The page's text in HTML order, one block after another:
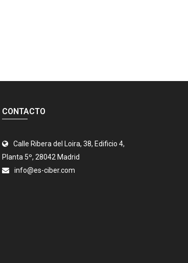
CONTACTO
Calle Ribera del Loira, 38, Edificio 4,
Planta 5º, 28042 Madrid
info@es-ciber.com